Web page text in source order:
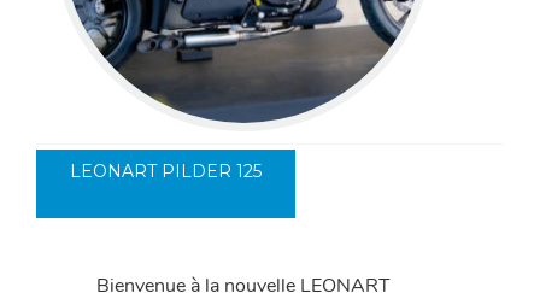
LEONART PILDER 125
Bienvenue à la nouvelle LEONART